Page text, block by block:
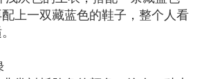
上一双藏蓝色的鞋子，整个人看